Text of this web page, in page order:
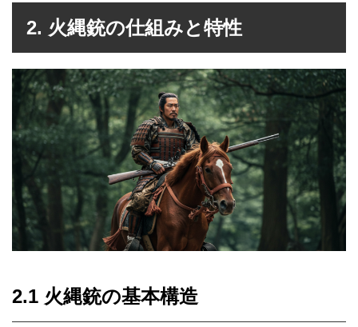
2. 火縄銃の仕組みと特性
2.1 火縄銃の基本構造